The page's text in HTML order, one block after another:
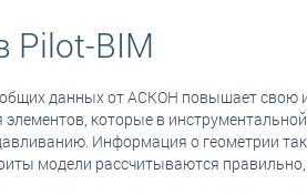
Pilot-BIM
данных от АСКОН повышает свою
которые в
Информация о геометрии
модели рассчитываются